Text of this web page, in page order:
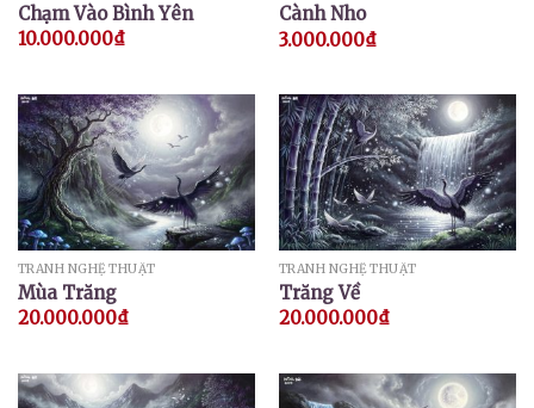
Chạm Vào Bình Yên
10.000.000₫
Cành Nho
3.000.000₫
TRANH NGHỆ THUẬT
Mùa Trăng
20.000.000₫
TRANH NGHỆ THUẬT
Trăng Về
20.000.000₫